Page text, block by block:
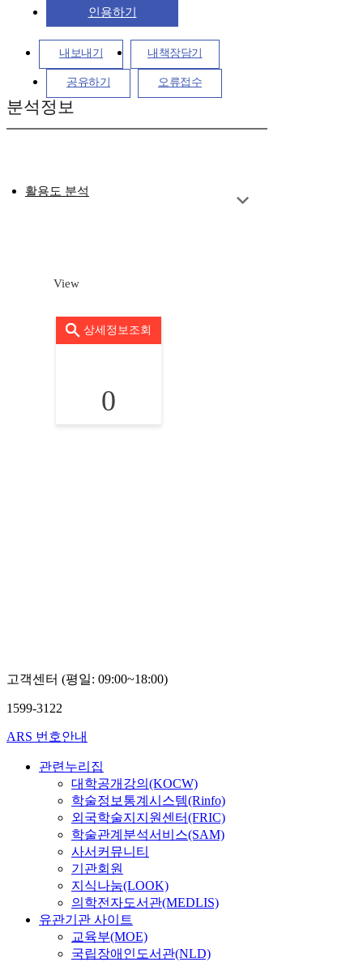
인용하기
내보내기 내책장담기
공유하기 오류접수
분석정보
활용도 분석
View
상세정보조회
0
고객센터 (평일: 09:00~18:00)
1599-3122
ARS 번호안내
관련누리집
대학공개강의(KOCW)
학술정보통계시스템(Rinfo)
외국학술지지원센터(FRIC)
학술관계분석서비스(SAM)
사서커뮤니티
기관회원
지식나눔(LOOK)
의학전자도서관(MEDLIS)
유관기관 사이트
교육부(MOE)
국립장애인도서관(NLD)